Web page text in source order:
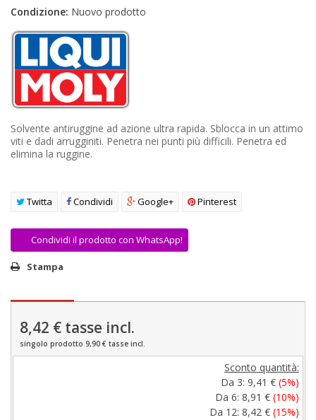
NOVITÀ
PROMOZIONI E COUPON
ARTICOLI IN OFFERTA
AREA RIVENDITORI
DICONO DI NOI
Condizione: Nuovo prodotto
Solvente antiruggine ad azione ultra rapida. Sblocca in un attimo
viti e dadi arrugginiti. Penetra nei punti più difficili. Penetra ed
elimina la ruggine.
Twitta Condividi Google+ Pinterest
Condividi il prodotto con WhatsApp!
Stampa
8,42 € tasse incl.
singolo prodotto 9,90 € tasse incl.
Sconto quantità:
Da 3: 9,41 € (5%)
Da 6: 8,91 € (10%)
Da 12: 8,42 € (15%)